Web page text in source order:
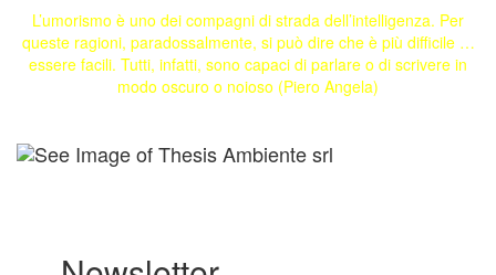
L’umorismo è uno dei compagni di strada dell’intelligenza. Per
queste ragioni, paradossalmente, si può dire che è più difficile …
essere facili. Tutti, infatti, sono capaci di parlare o di scrivere in
modo oscuro o noioso (Piero Angela)